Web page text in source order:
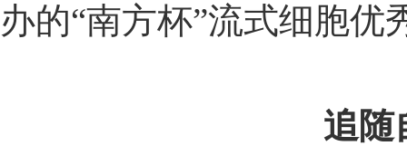
办的“南方杯”流式细胞
追随